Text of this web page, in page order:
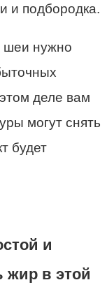
и подбородка.
шеи нужно
деле вам
могут снять
будет
и
жир в этой